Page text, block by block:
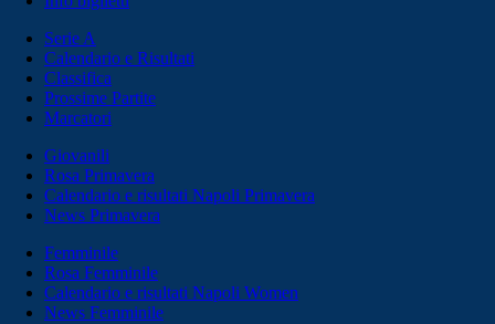
Serie A
Calendario e Risultati
Classifica
Prossime Partite
Marcatori
Giovanili
Rosa Primavera
Calendario e risultati Napoli Primavera
News Primavera
Femminile
Rosa Femminile
Calendario e risultati Napoli Women
News Femminile